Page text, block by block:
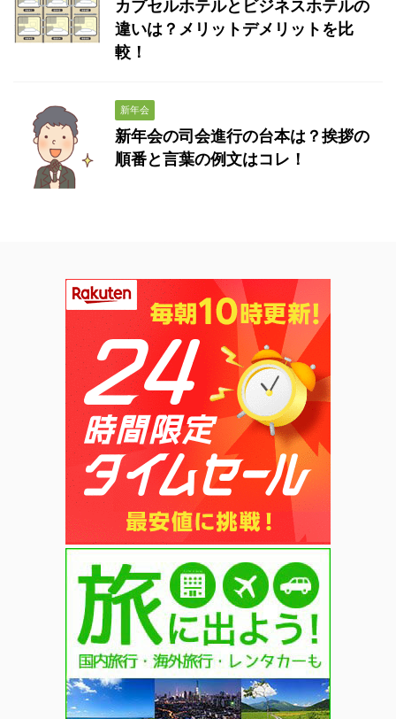
カプセルホテルとビジネスホテルの
違いは？メリットデメリットを比
較！
新年会
新年会の司会進行の台本は？挨拶の
順番と言葉の例文はコレ！